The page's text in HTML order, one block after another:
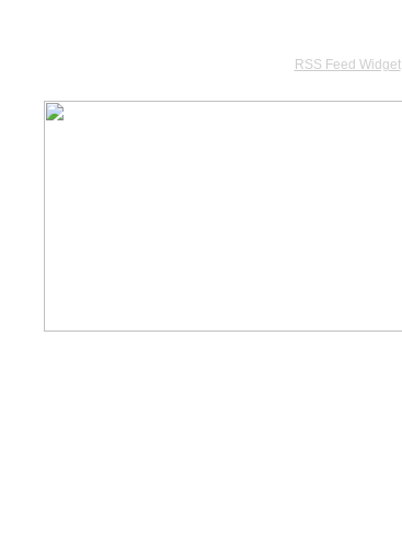
RSS Feed Widget